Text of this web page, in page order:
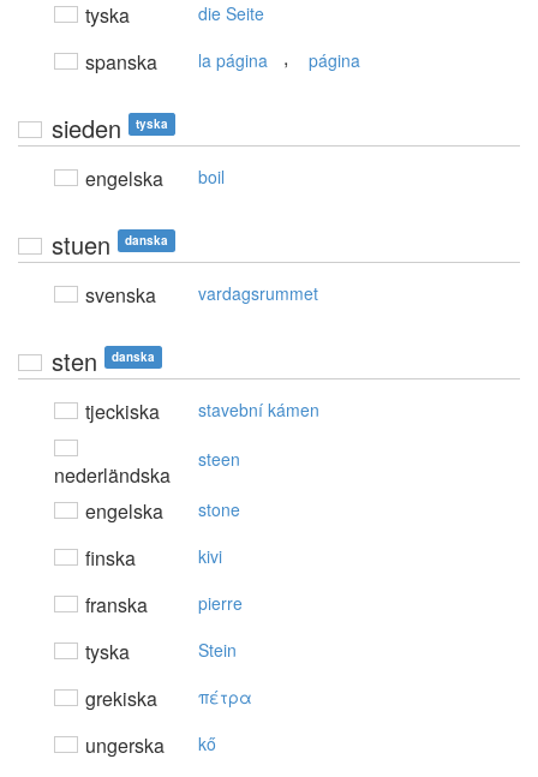
tyska die Seite
spanska la página , página
sieden tyska
engelska boil
stuen danska
svenska vardagsrummet
sten danska
tjeckiska stavební kámen
nederländska
steen
engelska stone
finska kivi
franska pierre
tyska Stein
grekiska πέτρα
ungerska kő